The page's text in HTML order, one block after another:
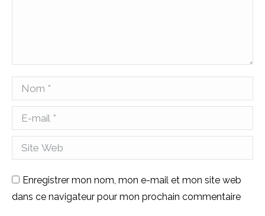
Nom *
E-mail *
Site Web
Enregistrer mon nom, mon e-mail et mon site web
dans ce navigateur pour mon prochain commentaire